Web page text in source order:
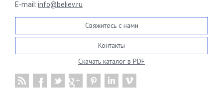
E-mail: info@believ.ru
Свяжитесь с нами
Контакты
Скачать каталог в PDF